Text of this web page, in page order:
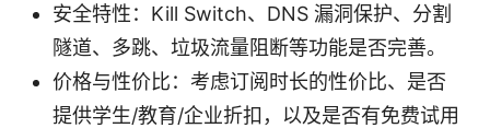
安全特性：Kill Switch、DNS 漏洞保护、分割
隧道、多跳、垃圾流量阻断等功能是否完善。
价格与性价比：考虑订阅时长的性价比、是否
提供学生/教育/企业折扣，以及是否有免费试用